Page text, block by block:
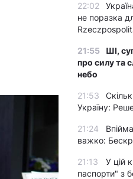
22:02
не поразка
21:55
ШІ,
про силу та
небо
21:53
Україну:
21:24
важко:
21:13
У цій
паспорти" з